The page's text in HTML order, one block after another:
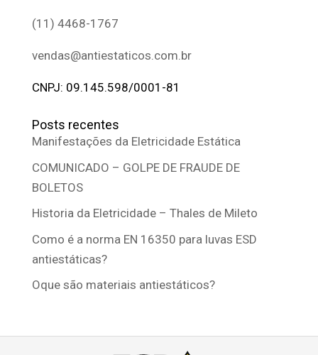
(11) 4468-1767
vendas@antiestaticos.com.br
CNPJ: 09.145.598/0001-81
Posts recentes
Manifestações da Eletricidade Estática
COMUNICADO – GOLPE DE FRAUDE DE
BOLETOS
Historia da Eletricidade – Thales de Mileto
Como é a norma EN 16350 para luvas ESD
antiestáticas?
Oque são materiais antiestáticos?